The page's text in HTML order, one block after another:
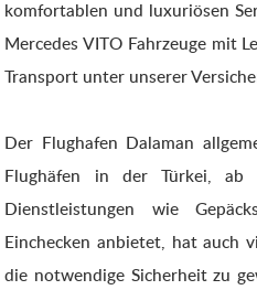
komfortablen und luxuriösen
Mercedes VITO Fahrzeuge mit
Transport unter unserer
Der Flughafen Dalaman
Flughäfen in der Türkei, ab
Dienstleistungen wie
Einchecken anbietet, hat auch
die notwendige Sicherheit zu